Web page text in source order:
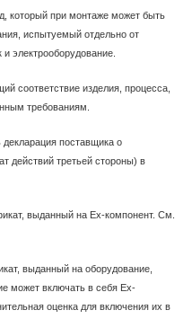
который при монтаже может быть
испытуемый отдельно от
электрооборудование.
соответствие изделия, процесса,
требованиям.
поставщика о
действий третьей стороны) в
выданный на Ex-компонент. См.
выданный на оборудование,
может включать в себя Ex-
оценка для включения их в